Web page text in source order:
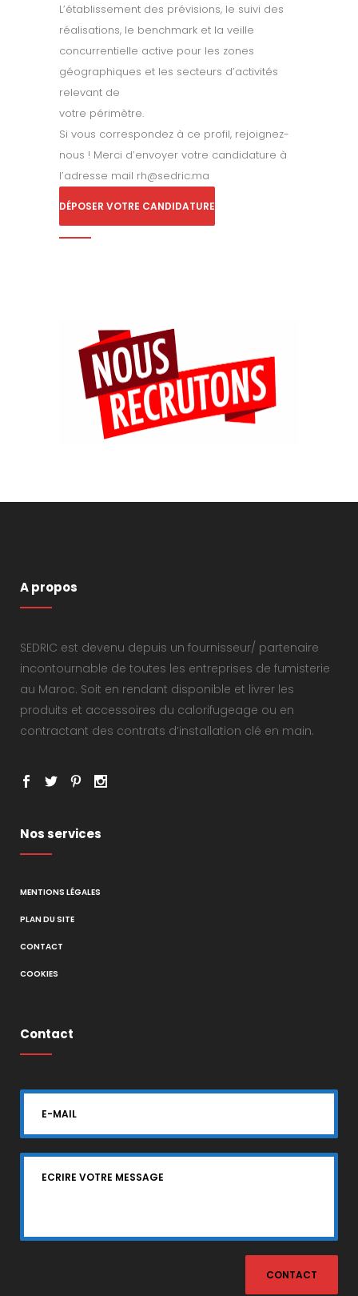
L’établissement des prévisions, le suivi des
réalisations, le benchmark et la veille
concurrentielle active pour les zones
géographiques et les secteurs d’activités
relevant de
votre périmètre.
Si vous correspondez à ce profil, rejoignez-
nous ! Merci d’envoyer votre candidature à
l’adresse mail rh@sedric.ma
DÉPOSER VOTRE CANDIDATURE
A propos
SEDRIC est devenu depuis un fournisseur/ partenaire
incontournable de toutes les entreprises de fumisterie
au Maroc. Soit en rendant disponible et livrer les
produits et accessoires du calorifugeage ou en
contractant des contrats d’installation clé en main.
Nos services
MENTIONS LÉGALES
PLAN DU SITE
CONTACT
COOKIES
Contact